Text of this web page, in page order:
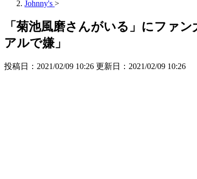
Johnny's >
「菊池風磨さんがいる」にファ
アルで嫌」
投稿日：2021/02/09 10:26 更新日： 2021/02/09 10:26